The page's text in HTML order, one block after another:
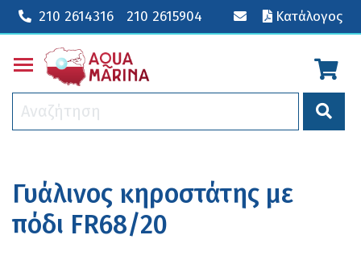
210 2614316 210 2615904 Κατάλογος
Toggle main menu visibility
Γυάλινος κηροστάτης με
πόδι FR68/20